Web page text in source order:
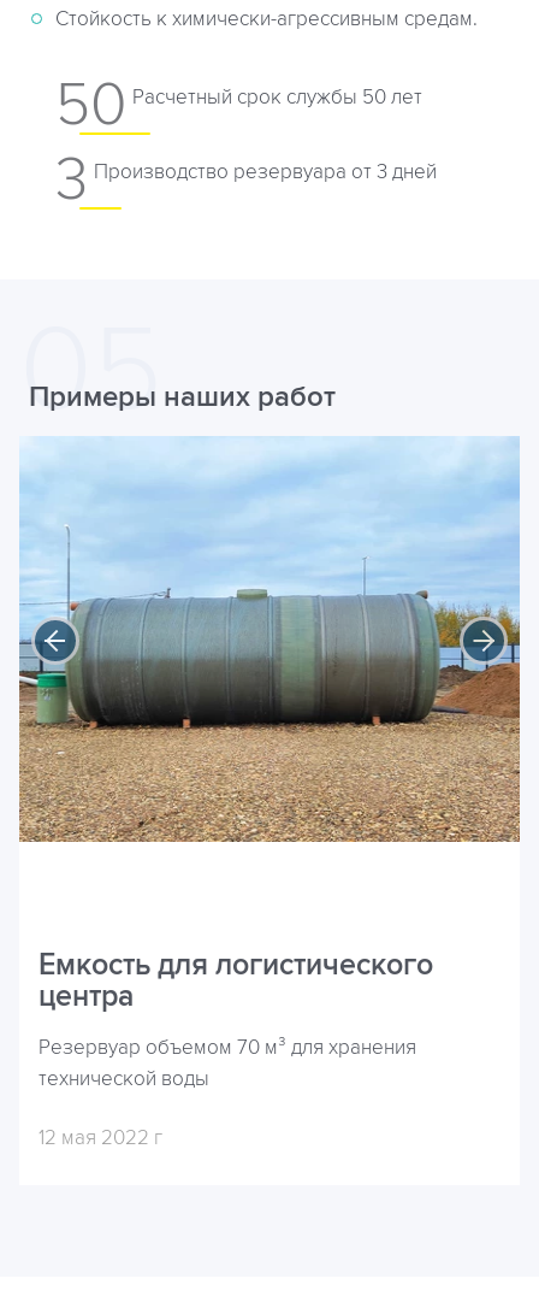
Стойкость к химически-агрессивным средам.
50 Расчетный срок службы 50 лет
3 Производство резервуара от 3 дней
Примеры наших работ
Емкость для логистического
центра
Резервуар объемом 70 м³ для хранения
технической воды
12 мая 2022 г